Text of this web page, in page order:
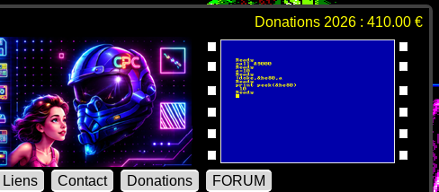
Donations 2026 : 410.00 €
Liens Contact Donations
FORUM